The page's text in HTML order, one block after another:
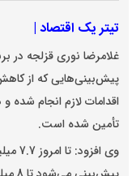
تیتر یک اقتصاد |
غلامرضا نوری قزلجه در
اقدامات لازم انجام شده
تأمین شده است.
وی